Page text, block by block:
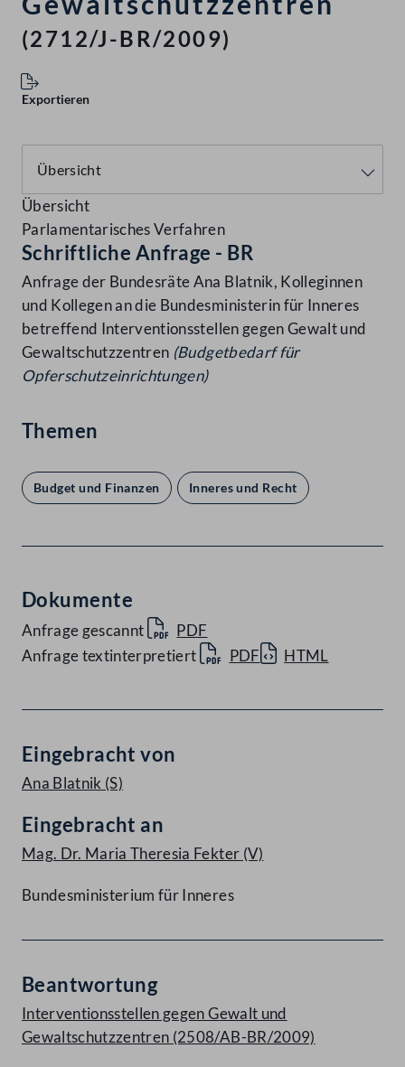
(2712/J-BR/2009)
Exportieren
Übersicht
Parlamentarisches Verfahren
Schriftliche Anfrage - BR
Anfrage der Bundesräte Ana Blatnik, Kolleginnen
und Kollegen an die Bundesministerin für Inneres
betreffend Interventionsstellen gegen Gewalt und
Gewaltschutzzentren (Budgetbedarf für
Opferschutzeinrichtungen)
Themen
Budget und Finanzen Inneres und Recht
Dokumente
Anfrage gescannt
PDF
Anfrage textinterpretiert
PDF HTML
Eingebracht von
Ana Blatnik (S)
Eingebracht an
Mag. Dr. Maria Theresia Fekter (V)
Bundesministerium für Inneres
Beantwortung
Interventionsstellen gegen Gewalt und
Gewaltschutzzentren (2508/AB-BR/2009)